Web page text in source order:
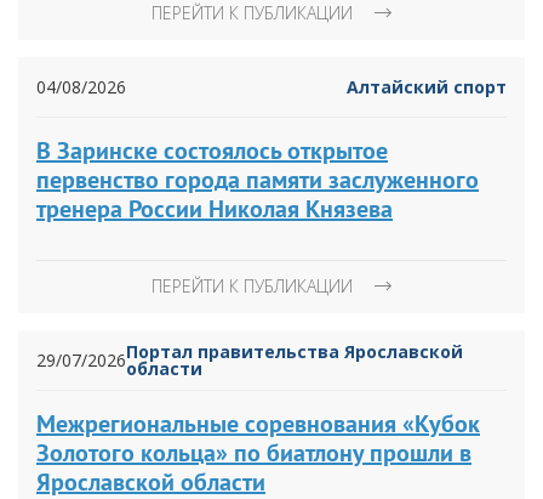
ПЕРЕЙТИ К ПУБЛИКАЦИИ
04/08/2026 Алтайский спорт
В Заринске состоялось открытое
первенство города памяти заслуженного
тренера России Николая Князева
ПЕРЕЙТИ К ПУБЛИКАЦИИ
29/07/2026Портал правительства Ярославской
области
Межрегиональные соревнования «Кубок
Золотого кольца» по биатлону прошли в
Ярославской области